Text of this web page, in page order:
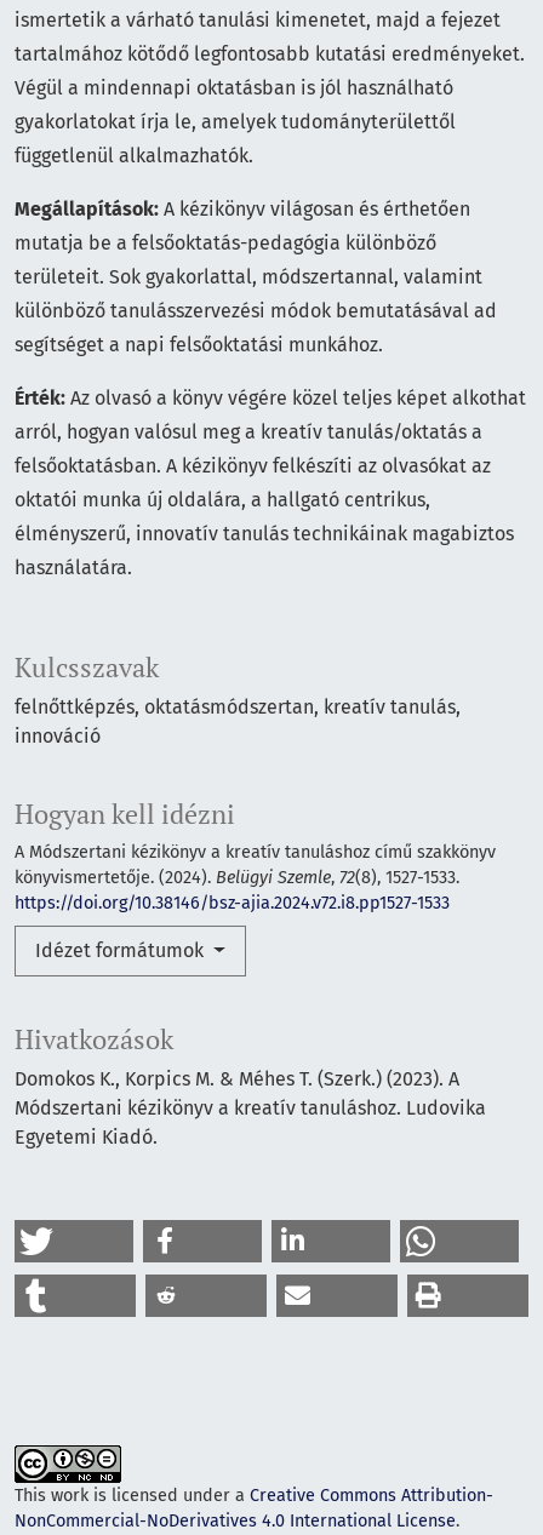
Kulcsszavak
felnőttképzés oktatásmódszertan
kreatív tanulás
innováció
Hogyan kell idézni
A Módszertani kézikönyv a kreatív tanuláshoz című szakkönyv
könyvismertetője. (2024). Belügyi Szemle, 72(8), 1527-1533.
https://doi.org/10.38146/bsz-ajia.2024.v72.i8.pp1527-1533
Idézet formátumok
ismertetik a várható tanulási kimenetet, majd a fejezet
tartalmához kötődő legfontosabb kutatási eredményeket.
Végül a mindennapi oktatásban is jól használható
gyakorlatokat írja le, amelyek tudományterülettől
függetlenül alkalmazhatók.
Megállapítások: A kézikönyv világosan és érthetően
mutatja be a felsőoktatás-pedagógia különböző
területeit. Sok gyakorlattal, módszertannal, valamint
különböző tanulásszervezési módok bemutatásával ad
segítséget a napi felsőoktatási munkához.
Érték: Az olvasó a könyv végére közel teljes képet alkothat
arról, hogyan valósul meg a kreatív tanulás/oktatás a
felsőoktatásban. A kézikönyv felkészíti az olvasókat az
oktatói munka új oldalára, a hallgató centrikus,
élményszerű, innovatív tanulás technikáinak magabiztos
használatára.
Hivatkozások
Domokos K., Korpics M. & Méhes T. (Szerk.) (2023). A
Módszertani kézikönyv a kreatív tanuláshoz. Ludovika
Egyetemi Kiadó.
This work is licensed under a Creative Commons Attribution-
NonCommercial-NoDerivatives 4.0 International License.